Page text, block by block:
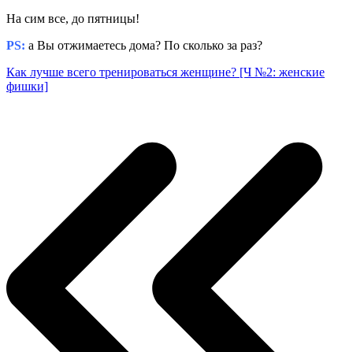
На сим все, до пятницы!
PS: а Вы отжимаетесь дома? По сколько за раз?
Как лучше всего тренироваться женщине? [Ч №2: женские
фишки]